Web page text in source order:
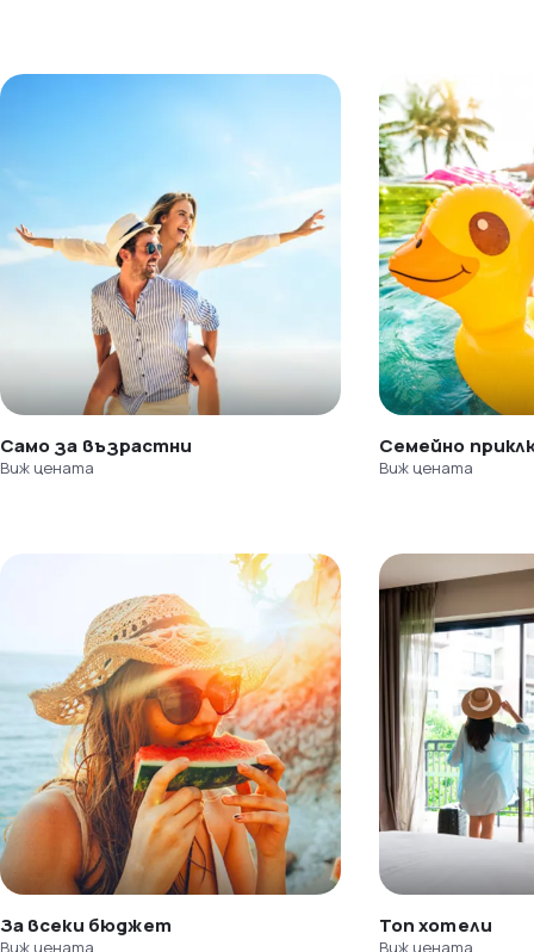
Само за възрастни
Виж цената
Семейно
Виж цената
За всеки бюджет
Виж цената
Топ хотели
Виж цената